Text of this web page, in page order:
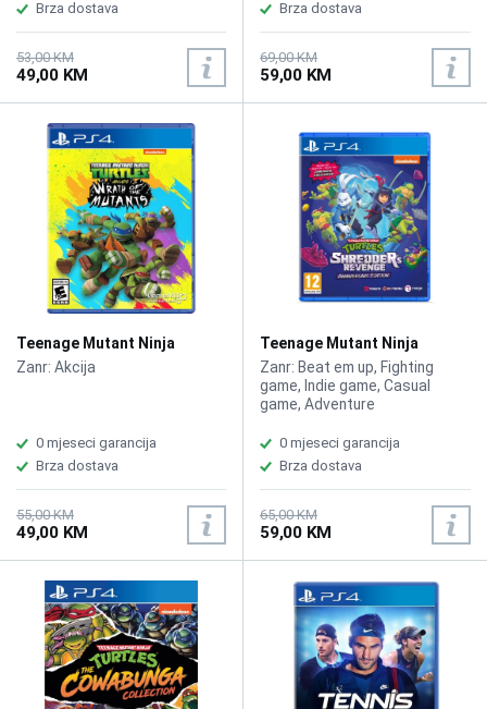
Brza dostava
53,00 KM
49,00 KM
Brza dostava
69,00 KM
59,00 KM
Teenage Mutant Ninja
Turtles Arcade: Wrath of the
Mutants /PS4
Zanr: Akcija
0 mjeseci garancija
Brza dostava
55,00 KM
49,00 KM
Teenage Mutant Ninja
Turtles: Shredders Revenge
- Anniversary Edition /PS4
Zanr: Beat em up, Fighting
game, Indie game, Casual
game, Adventure
0 mjeseci garancija
Brza dostava
65,00 KM
59,00 KM